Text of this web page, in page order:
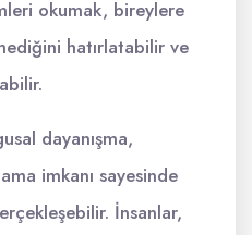
okumak, bireylere
hatırlatabilir ve
dayanışma,
imkanı sayesinde
İnsanlar,